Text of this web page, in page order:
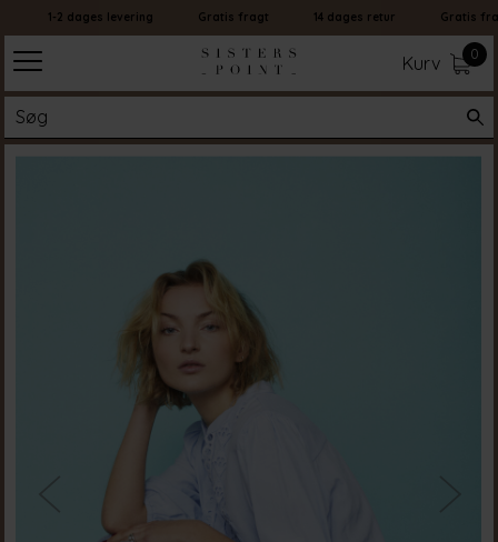
1-2 dages levering Gratis fragt 14 dages retur Gratis fragt
Kurv 0